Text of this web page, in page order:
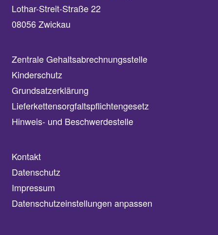
Lothar-Streit-Straße 22
08056 Zwickau
Zentrale Gehaltsabrechnungsstelle
Kinderschutz
Grundsatzerklärung
Lieferkettensorgfaltspflichtengesetz
Hinweis- und Beschwerdestelle
Kontakt
Datenschutz
Impressum
Datenschutzeinstellungen anpassen